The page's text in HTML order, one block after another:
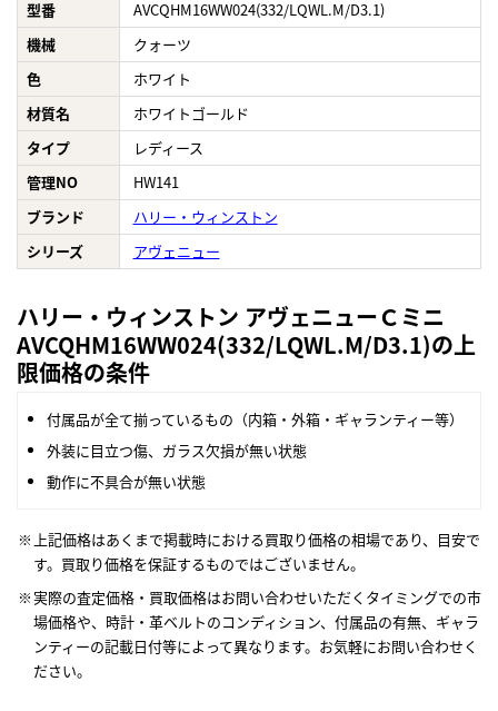
型番
AVCQHM16WW024(332/LQWL.M/D3.1)
機械
クォーツ
色
ホワイト
材質名
ホワイトゴールド
タイプ
レディース
管理NO
HW141
ブランド
ハリー・ウィンストン
シリーズ
アヴェニュー
ハリー・ウィンストン アヴェニューＣミニ
AVCQHM16WW024(332/LQWL.M/D3.1)の上
限価格の条件
付属品が全て揃っているもの（内箱・外箱・ギャランティー等）
外装に目立つ傷、ガラス欠損が無い状態
動作に不具合が無い状態
上記価格はあくまで掲載時における買取り価格の相場であり、目安で
す。買取り価格を保証するものではございません。
実際の査定価格・買取価格はお問い合わせいただくタイミングでの市
場価格や、時計・革ベルトのコンディション、付属品の有無、ギャラ
ンティーの記載日付等によって異なります。お気軽にお問い合わせく
ださい。